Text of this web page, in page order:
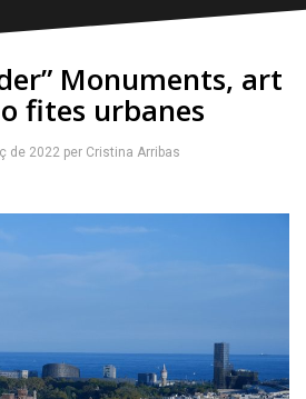
Monuments, art
fites urbanes
de 2022 per Cristina Arribas